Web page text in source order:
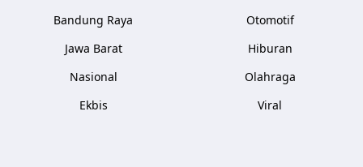
Bandung Raya
Jawa Barat
Nasional
Ekbis
Otomotif
Hiburan
Olahraga
Viral